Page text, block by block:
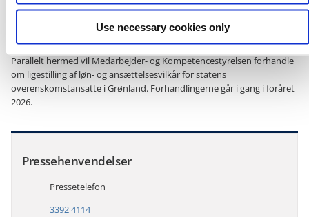
Use necessary cookies only
til statens erhvervsaktive tjenestemænd i Grønland med
tjenestemandspensionerne for statens tjenestemænd i Danmark og
Parallelt hermed vil Medarbejder- og Kompetencestyrelsen forhandle
om ligestilling af løn- og ansættelsesvilkår for statens
overenskomstansatte i Grønland. Forhandlingerne går i gang i foråret
2026.
Pressehenvendelser
Pressetelefon
3392 4114